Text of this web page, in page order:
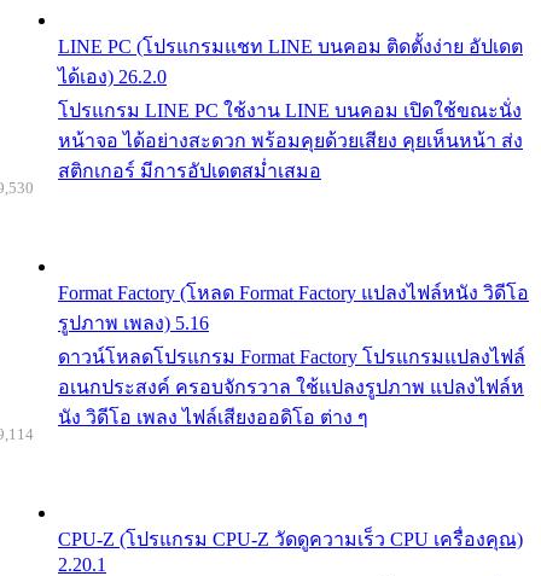
LINE PC (โปรแกรมแชท LINE บนคอม ติดตั้งง่าย อัปเดต
ได้เอง) 26.2.0
โปรแกรม LINE PC ใช้งาน LINE บนคอม เปิดใช้ขณะนั่ง
หน้าจอ ได้อย่างสะดวก พร้อมคุยด้วยเสียง คุยเห็นหน้า ส่ง
สติกเกอร์ มีการอัปเดตสม่ำเสมอ
Format Factory (โหลด Format Factory แปลงไฟล์หนัง วิดีโอ
รูปภาพ เพลง) 5.16
ดาวน์โหลดโปรแกรม Format Factory โปรแกรมแปลงไฟล์
อเนกประสงค์ ครอบจักรวาล ใช้แปลงรูปภาพ แปลงไฟล์ห
นัง วิดีโอ เพลง ไฟล์เสียงออดิโอ ต่าง ๆ
CPU-Z (โปรแกรม CPU-Z วัดดูความเร็ว CPU เครื่องคุณ)
2.20.1